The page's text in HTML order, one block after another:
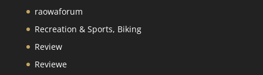
raowaforum
Recreation & Sports, Biking
Review
Reviewe